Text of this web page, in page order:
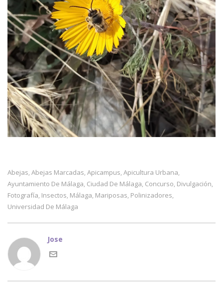
Abejas, Abejas Marcadas, Apicampus, Apicultura Urbana,
Ayuntamiento De Málaga, Ciudad De Málaga, Concurso, Divulgación,
Fotografía, Insectos, Málaga, Mariposas, Polinizadores,
Universidad De Málaga
Jose